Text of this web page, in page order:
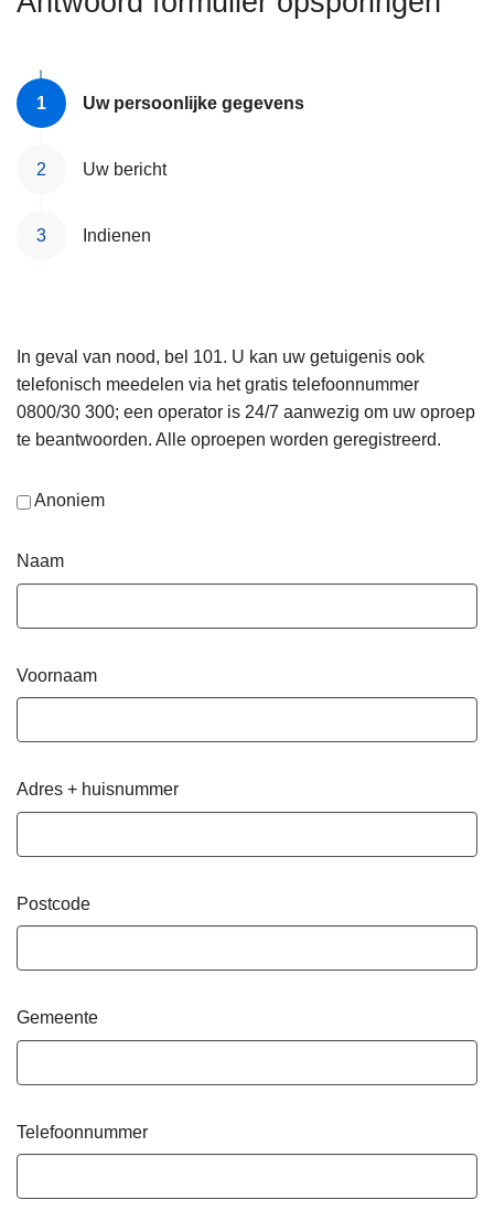
Uw persoonlijke gegevens
Uw bericht
Indienen
In geval van nood, bel 101. U kan uw getuigenis ook
telefonisch meedelen via het gratis telefoonnummer
0800/30 300; een operator is 24/7 aanwezig om uw oproep
te beantwoorden. Alle oproepen worden geregistreerd.
Anoniem
Naam
Voornaam
Adres + huisnummer
Postcode
Gemeente
Telefoonnummer